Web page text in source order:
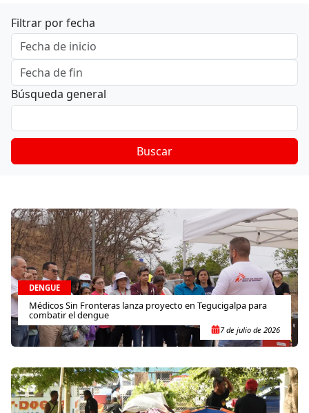
Filtrar por fecha
Búsqueda general
Buscar
DENGUE
Médicos Sin Fronteras lanza proyecto en Tegucigalpa para
combatir el dengue
7 de julio de 2026